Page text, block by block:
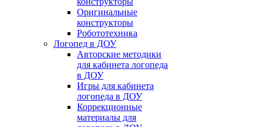
Оригинальные
конструкторы
Робототехника
Логопед в ДОУ
Авторские методики
для кабинета логопеда
в ДОУ
Игры для кабинета
логопеда в ДОУ
Коррекционные
материалы для